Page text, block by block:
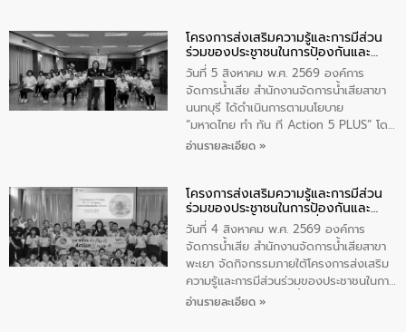
วัดสิงห์ จังหวัดชัยนาท โดยมีนายแสงชัย
สุขชื่น นายกเทศมนตรีตำบลวัดสิงห์ คณะผู้
บริหารเทศบาลตำบลวัดสิงห์ ผู้นำชุมชน และ
ประชาชนในพื้นที่เทศบาลตำบลวัดสิงก์ที่มี
ส่วนได้ส่วนเสียในโครงก่อสร้างศูนย์บริหาร
จัดการคุณภาพน้ำเทศบาลตำบลวัดสิงห์
จังหวัดชัยนาท ให้การต้อนรับ
โครงการส่งเสริมความรู้และการมีส่วน
ร่วมของประชาชนในการป้องกันและ
แก้ไขปัญหาน้ำเสียอย่างยั่งยืน
วันที่ 5 สิงหาคม พ.ศ. 2569 องค์การ
จัดการน้ำเสีย สำนักงานจัดการน้ำเสียสาขา
นนทบุรี ได้ดำเนินการตามนโยบาย
“มหาดไทย ทำ ทัน ที Action 5 PLUS” โดย
จัดโครงการส่งเสริมความรู้และการมีส่วน
“ชุมชนร่วมใจ น้ำใสยั่งยืน” ได้บรรยายให้
ความรู้เกี่ยวกับการจัดการน้ำเสียและการใช้
ถังดักไขมันให้แก่นักเรียนโรงเรียนวัดบ่อ
(นันทวิทยา) เทศบาลนครปากเกร็ด อำเภอ
ปากเกร็ด จังหวัดนนทบุรี จำนวน 30 คน
อ่านรายละเอียด »
โครงการส่งเสริมความรู้และการมีส่วน
ร่วมของประชาชนในการป้องกันและ
แก้ไขปัญหาน้ำเสียอย่างยั่งยืน
วันที่ 4 สิงหาคม พ.ศ. 2569 องค์การ
จัดการน้ำเสีย สำนักงานจัดการน้ำเสียสาขา
พะเยา จัดกิจกรรมภายใต้โครงการส่งเสริม
ความรู้และการมีส่วนร่วมของประชาชนในการ
ป้องกันและแก้ไขปัญหาน้ำเสียอย่างยั่งยืน
อ่านรายละเอียด »